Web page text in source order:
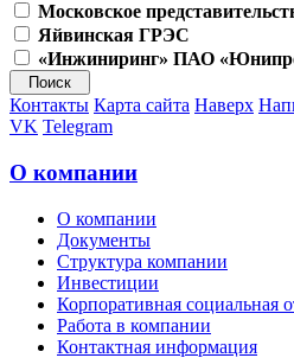
Московское
Яйвинская ГРЭС
«Инжиниринг» ПАО
Контакты Карта сайта Наверх
VK Telegram
О компании
О компании
Документы
Структура компании
Инвестиции
Корпоративная социальная
Работа в компании
Контактная информация